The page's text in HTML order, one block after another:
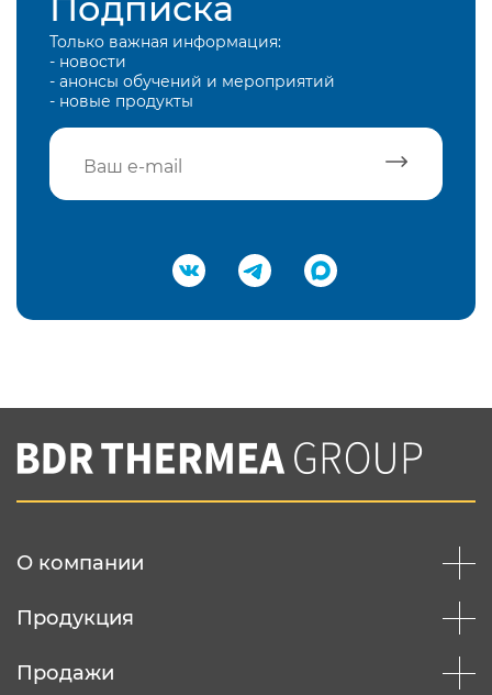
Только важная информация:
- новости
- анонсы обучений и мероприятий
- новые продукты
Подтвердить e-mail
Вы соглашаетесь с нашей политикой
конфеденциальности
О компании
Продукция
Продажи